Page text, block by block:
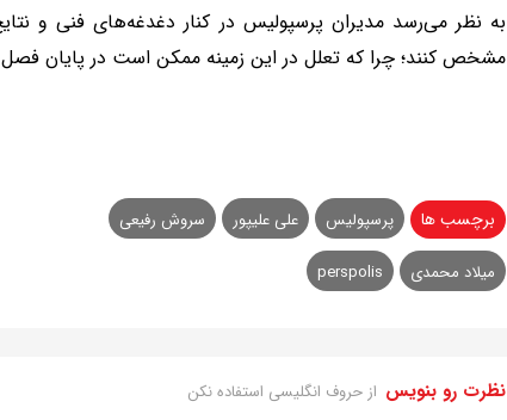
مشخص کنند؛ چرا که تعلل در این زمینه ممکن است در پایان
برچسب ها پرسپولیس علی علیپور سروش رفیعی
میلاد محمدی perspolis
نظرت رو بنویس از حروف انگلیسی استفاده نکن